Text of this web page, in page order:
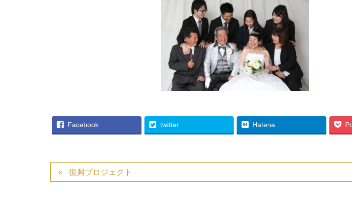
Facebook twitter Hatena
復興プロジェクト